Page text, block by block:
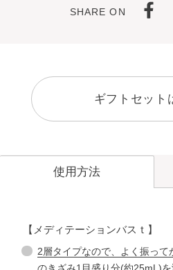
SHARE ON
ギフトセット
使用方法
【メディテーションバスｔ】
2層タイプなので、よく振って